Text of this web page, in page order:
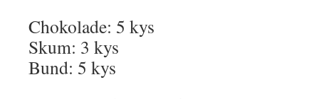
Chokolade: 5 kys
Skum: 3 kys
Bund: 5 kys